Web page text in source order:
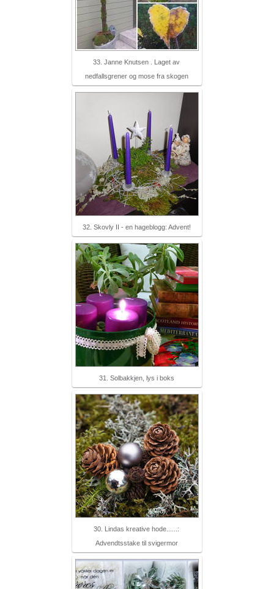
33. Janne Knutsen . Laget av
nedfallsgrener og mose fra skogen
32. Skovly II - en hageblogg: Advent!
31. Solbakkjen, lys i boks
30. Lindas kreative hode......:
Advendtsstake til svigermor